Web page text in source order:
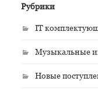
Рубрики
IT
Музыкальные
Новые